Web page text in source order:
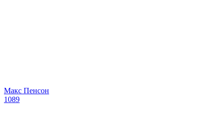
Макс Пенсон
1089